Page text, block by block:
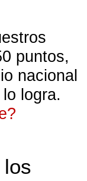
puntos,
nacional
logra.
los